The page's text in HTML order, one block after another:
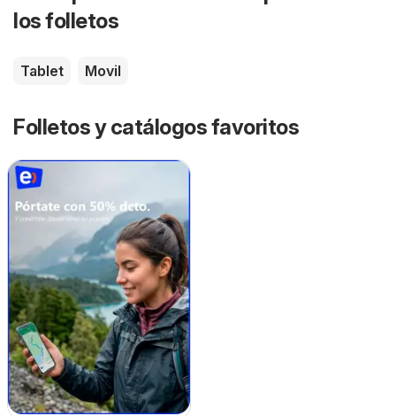
los folletos
Tablet Movil
Folletos y catálogos favoritos